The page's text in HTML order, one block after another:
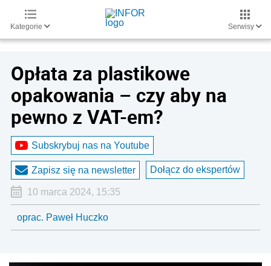
Kategorie Serwisy
Opłata za plastikowe
opakowania – czy aby na
pewno z VAT-em?
Subskrybuj nas na Youtube
Zapisz się na newsletter Dołącz do ekspertów
10 marca 2024, 15:35
oprac. Paweł Huczko